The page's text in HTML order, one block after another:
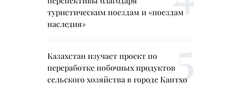
туристическим поездам и «поездам
наследия»
Казахстан изучает проект по
переработке побочных продуктов
сельского хозяйства в городе Кантхо